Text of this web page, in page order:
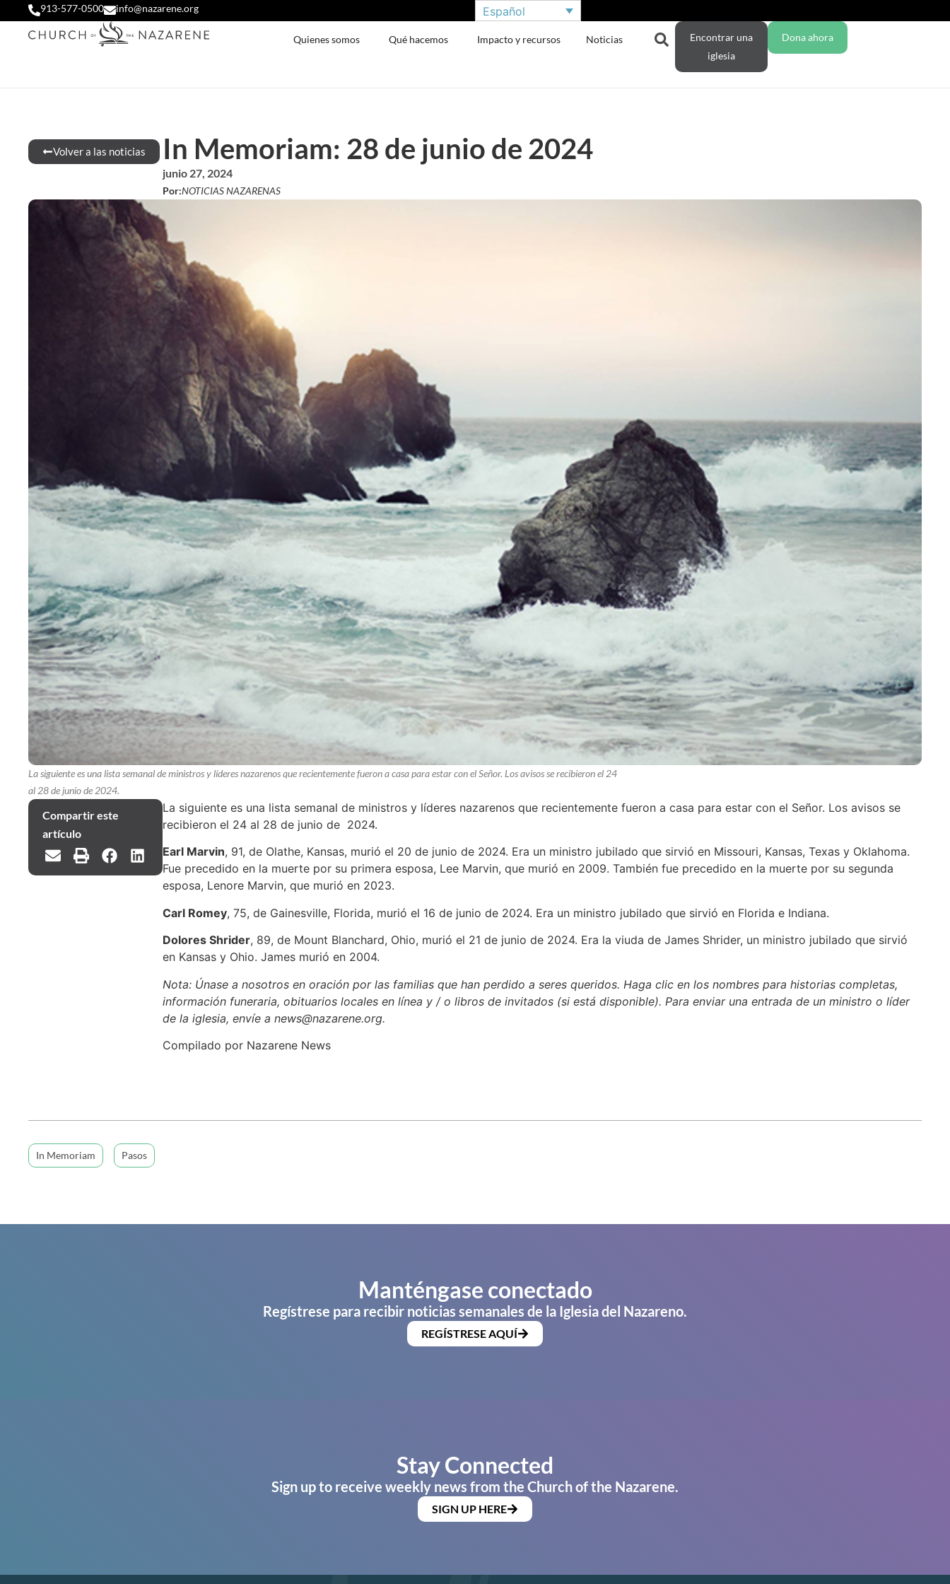
913-577-0500 info@nazarene.org Español
Quienes somos Qué hacemos Impacto y recursos Noticias
Encontrar una
iglesia
Dona ahora
Volver a las noticias In Memoriam: 28 de junio de 2024
junio 27, 2024
Por:NOTICIAS NAZARENAS
La siguiente es una lista semanal de ministros y líderes nazarenos que recientemente fueron a casa para estar con el Señor. Los avisos se recibieron el 24
al 28 de junio de 2024.
Compartir este
artículo
La siguiente es una lista semanal de ministros y líderes nazarenos que recientemente fueron a casa para estar con el Señor. Los avisos se
recibieron el 24 al 28 de junio de 2024.
Earl Marvin, 91, de Olathe, Kansas, murió el 20 de junio de 2024. Era un ministro jubilado que sirvió en Missouri, Kansas, Texas y Oklahoma.
Fue precedido en la muerte por su primera esposa, Lee Marvin, que murió en 2009. También fue precedido en la muerte por su segunda
esposa, Lenore Marvin, que murió en 2023.
Carl Romey, 75, de Gainesville, Florida, murió el 16 de junio de 2024. Era un ministro jubilado que sirvió en Florida e Indiana.
Dolores Shrider, 89, de Mount Blanchard, Ohio, murió el 21 de junio de 2024. Era la viuda de James Shrider, un ministro jubilado que sirvió
en Kansas y Ohio. James murió en 2004.
Nota: Únase a nosotros en oración por las familias que han perdido a seres queridos. Haga clic en los nombres para historias completas,
información funeraria, obituarios locales en línea y / o libros de invitados (si está disponible). Para enviar una entrada de un ministro o líder
de la iglesia, envíe a news@nazarene.org.
Compilado por Nazarene News
In Memoriam Pasos
Manténgase conectado
Regístrese para recibir noticias semanales de la Iglesia del Nazareno.
REGÍSTRESE AQUÍ
Stay Connected
Sign up to receive weekly news from the Church of the Nazarene.
SIGN UP HERE